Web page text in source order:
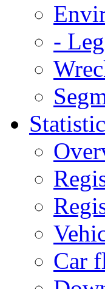
-
Car